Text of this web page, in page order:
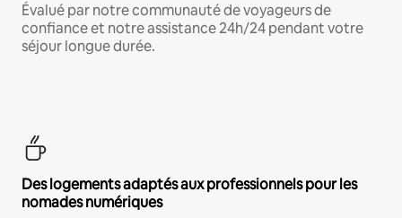
Évalué par notre communauté de voyageurs de
confiance et notre assistance 24h/24 pendant votre
séjour longue durée.
Des logements adaptés aux professionnels pour les
nomades numériques